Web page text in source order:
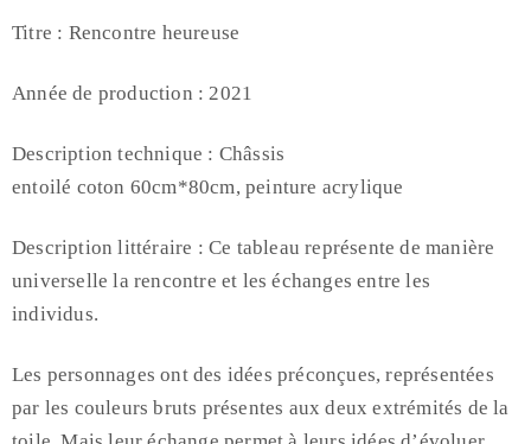
Titre : Rencontre heureuse
Année de production : 2021
Description technique : Châssis
entoilé coton 60cm*80cm, peinture acrylique
Description littéraire : Ce tableau représente de manière
universelle la rencontre et les échanges entre les
individus.
Les personnages ont des idées préconçues, représentées
par les couleurs bruts présentes aux deux extrémités de la